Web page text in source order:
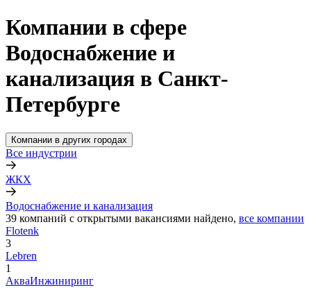
Компании в сфере
Водоснабжение и
канализация в Санкт-
Петербурге
Компании в других городах
Все индустрии
ЖКХ
Водоснабжение и канализация
39 компаний с открытыми вакансиями найдено, все компании
Flotenk
3
Lebren
1
АкваИнжиниринг